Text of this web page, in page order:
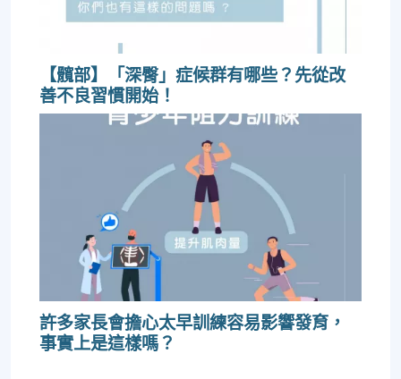
【髖部】「深臀」症候群有哪些？先從改
善不良習慣開始！
許多家長會擔心太早訓練容易影響發育，
事實上是這樣嗎？